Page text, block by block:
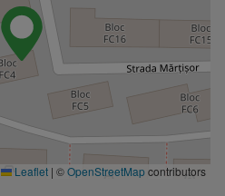
Leaflet | ©OpenStreetMapcontributors